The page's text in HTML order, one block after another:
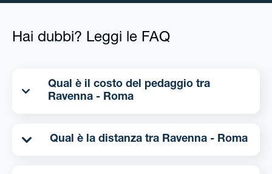
Hai dubbi? Leggi le FAQ
Qual è il costo del pedaggio tra
Ravenna - Roma
Qual è la distanza tra Ravenna - Roma